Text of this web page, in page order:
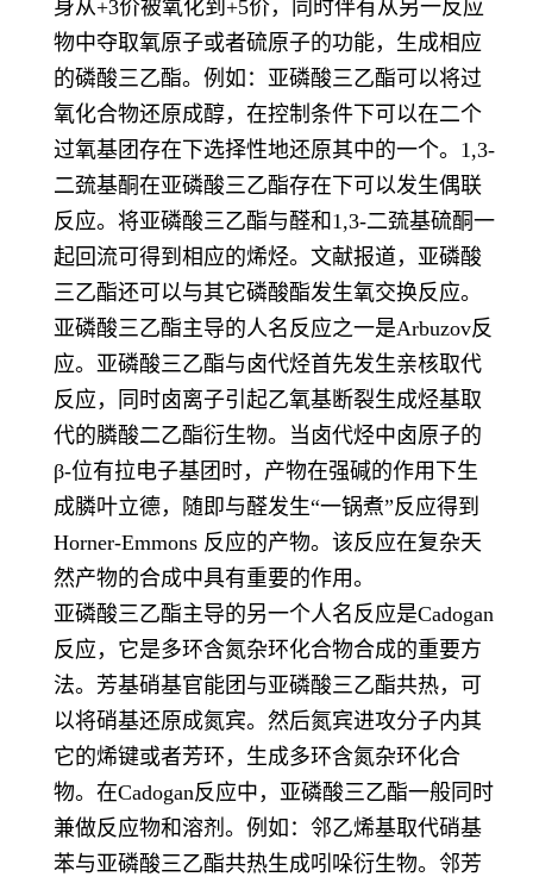
身从+3价被氧化到+5价，同时伴有从另一反应
物中夺取氧原子或者硫原子的功能，生成相应
的磷酸三乙酯。例如：亚磷酸三乙酯可以将过
氧化合物还原成醇，在控制条件下可以在二个
过氧基团存在下选择性地还原其中的一个。1,3-
二巯基酮在亚磷酸三乙酯存在下可以发生偶联
反应。将亚磷酸三乙酯与醛和1,3-二巯基硫酮一
起回流可得到相应的烯烃。文献报道，亚磷酸
三乙酯还可以与其它磷酸酯发生氧交换反应。
亚磷酸三乙酯主导的人名反应之一是Arbuzov反
应。亚磷酸三乙酯与卤代烃首先发生亲核取代
反应，同时卤离子引起乙氧基断裂生成烃基取
代的膦酸二乙酯衍生物。当卤代烃中卤原子的
β-位有拉电子基团时，产物在强碱的作用下生
成膦叶立德，随即与醛发生“一锅煮”反应得到
Horner-Emmons 反应的产物。该反应在复杂天
然产物的合成中具有重要的作用。
亚磷酸三乙酯主导的另一个人名反应是Cadogan
反应，它是多环含氮杂环化合物合成的重要方
法。芳基硝基官能团与亚磷酸三乙酯共热，可
以将硝基还原成氮宾。然后氮宾进攻分子内其
它的烯键或者芳环，生成多环含氮杂环化合
物。在Cadogan反应中，亚磷酸三乙酯一般同时
兼做反应物和溶剂。例如：邻乙烯基取代硝基
苯与亚磷酸三乙酯共热生成吲哚衍生物。邻芳